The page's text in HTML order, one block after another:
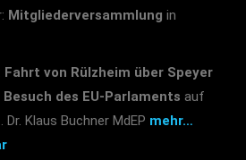
Mitgliederversammlung in
Fahrt von Rülzheim über Speyer
des EU-Parlaments auf
Klaus Buchner MdEP mehr…